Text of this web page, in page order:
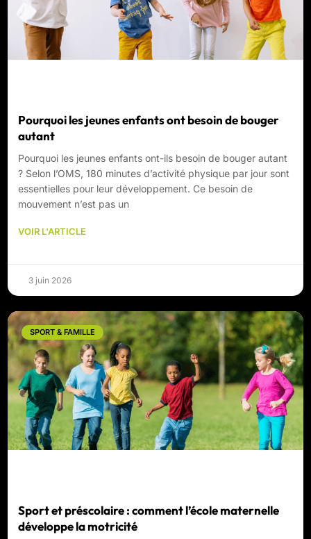
Pourquoi les jeunes enfants ont besoin de bouger
autant
Pourquoi les jeunes enfants ont-ils besoin de bouger autant
? Selon l’OMS, 180 minutes d’activité physique par jour sont
essentielles pour leur développement. Ce besoin de
mouvement n’est pas un
VOIR L'ARTICLE
3 juin 2026
SPORT & FAMILLE
Sport et préscolaire : comment l’école maternelle
développe la motricité